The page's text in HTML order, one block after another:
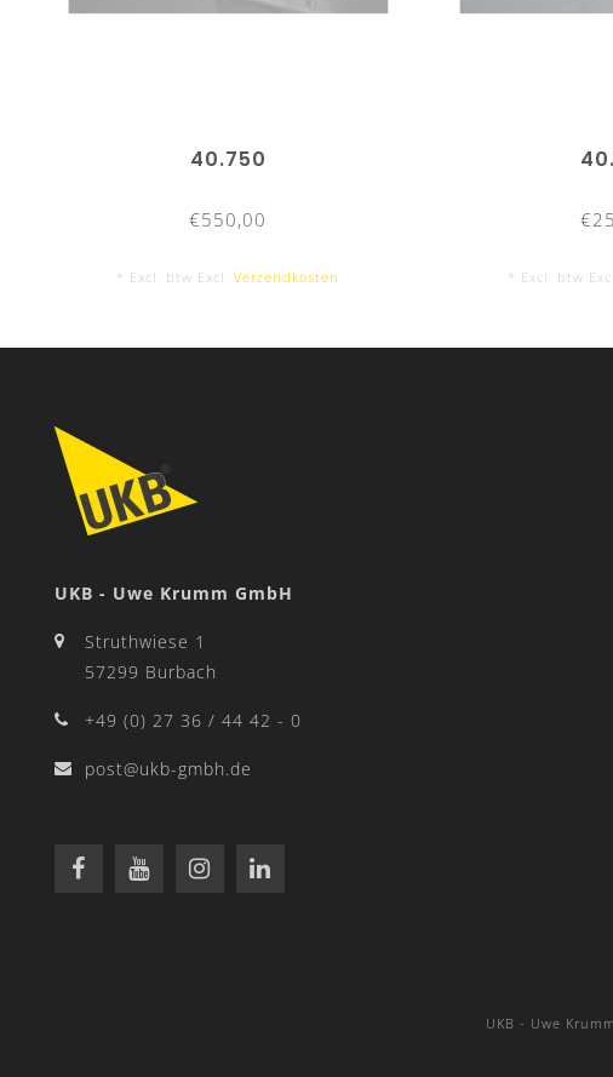
40.750
€550,00
* Excl. btw Excl.Verzendkosten * Excl. btw
UKB - Uwe Krumm GmbH
Struthwiese 1
57299 Burbach
+49 (0) 27 36 / 44 42 - 0
post@ukb-gmbh.de
UKB - Uwe